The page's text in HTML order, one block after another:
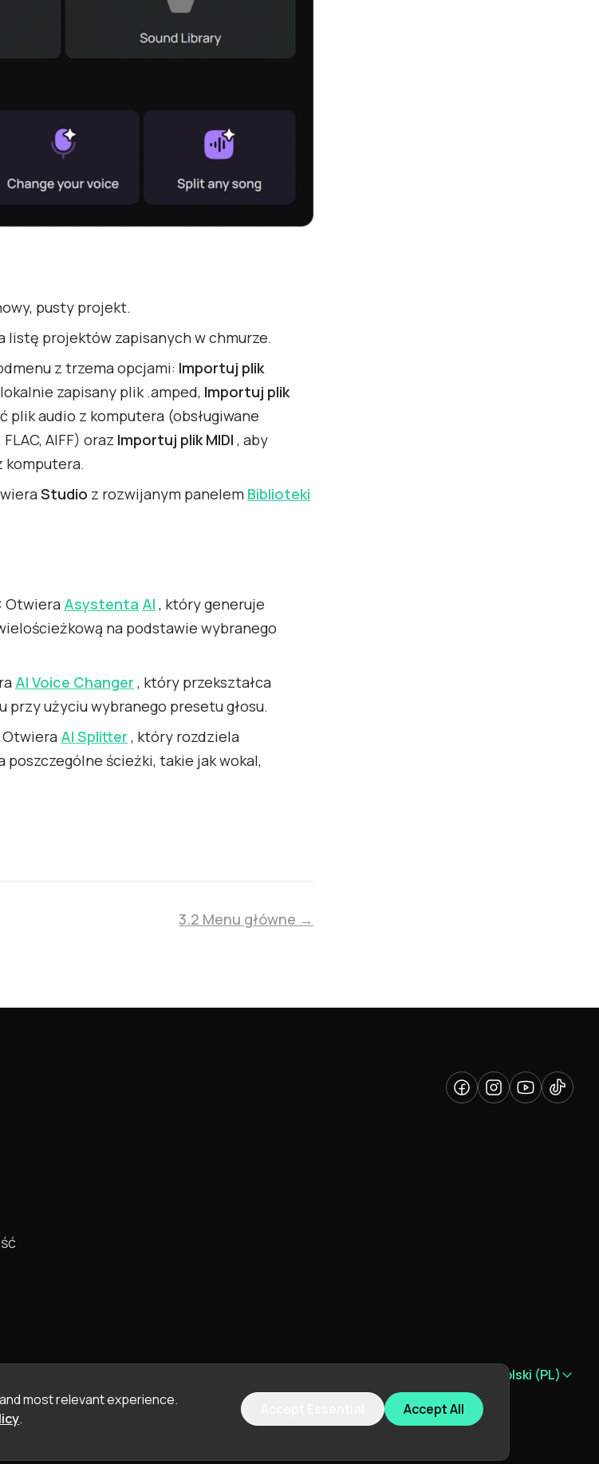
pusty projekt.
listę projektów zapisanych w chmurze.
z trzema opcjami: Importuj plik
zapisany plik .amped, Importuj plik
plik audio z komputera (obsługiwane
AIFF) oraz Importuj plik MIDI , aby
komputera.
Studio z rozwijanym panelem Biblioteki
Otwiera Asystenta AI , który generuje
na podstawie wybranego
AI Voice Changer , który przekształca
przy użyciu wybranego presetu głosu.
Otwiera AI Splitter , który rozdziela
poszczególne ścieżki, takie jak wokal,
3.2 Menu główne →
Polski (PL)
most relevant experience.
.
Accept All